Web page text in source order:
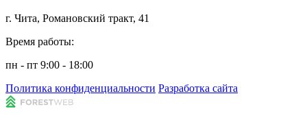
г. Чита, Романовский тракт, 41
Время работы:
пн - пт 9:00 - 18:00
Политика конфиденциальности Разработка сайта